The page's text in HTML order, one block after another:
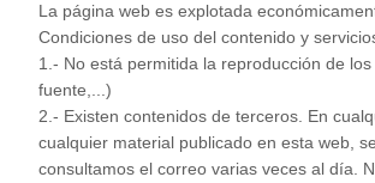
La página web es explotada
Condiciones de uso del contenido y
1.- No está permitida la reproducción de
fuente,...)
2.- Existen contenidos de terceros. En
cualquier material publicado en esta web,
consultamos el correo varias veces al día.